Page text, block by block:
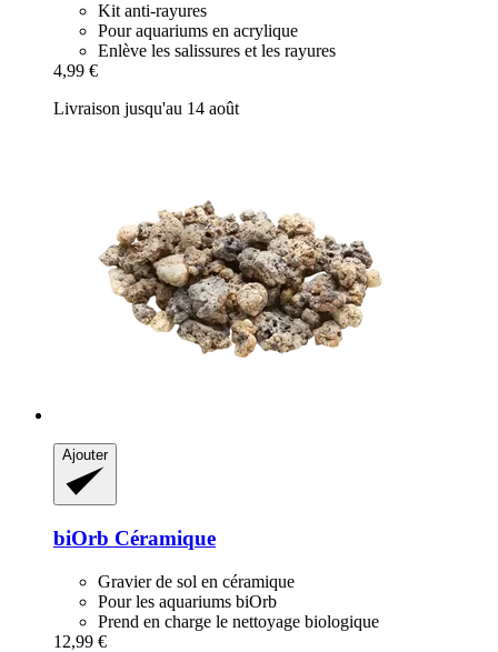
Kit anti-rayures
Pour aquariums en acrylique
Enlève les salissures et les rayures
4,99 €
Livraison jusqu'au 14 août
Ajouter
biOrb Céramique
Gravier de sol en céramique
Pour les aquariums biOrb
Prend en charge le nettoyage biologique
12,99 €